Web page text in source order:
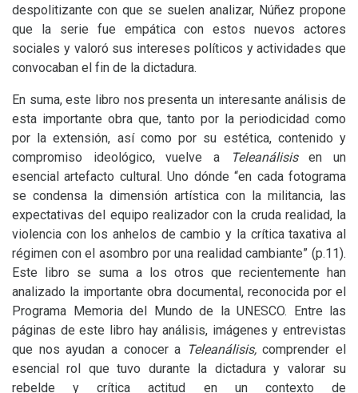
despolitizante con que se suelen analizar, Núñez propone
que la serie fue empática con estos nuevos actores
sociales y valoró sus intereses políticos y actividades que
convocaban el fin de la dictadura.
En suma, este libro nos presenta un interesante análisis de
esta importante obra que, tanto por la periodicidad como
por la extensión, así como por su estética, contenido y
compromiso ideológico, vuelve a
Teleanálisisen un
esencial artefacto cultural. Uno dónde “en cada fotograma
se condensa la dimensión artística con la militancia, las
expectativas del equipo realizador con la cruda realidad, la
violencia con los anhelos de cambio y la crítica taxativa al
régimen con el asombro por una realidad cambiante” (p.11).
Este libro se suma a los otros que recientemente han
analizado la importante obra documental, reconocida por el
Programa Memoria del Mundo de la UNESCO. Entre las
páginas de este libro hay análisis, imágenes y entrevistas
que nos ayudan a conocer a Teleanálisis,comprender el
esencial rol que tuvo durante la dictadura y valorar su
rebelde y crítica actitud en un contexto de